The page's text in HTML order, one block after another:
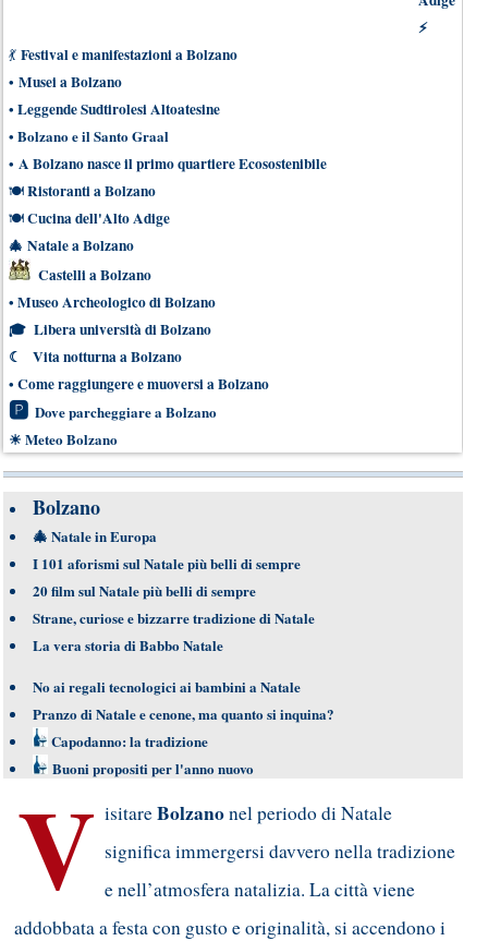
⚡
💃 Festival e manifestazioni a Bolzano
• Musei a Bolzano
• Leggende Sudtirolesi Altoatesine
• Bolzano e il Santo Graal
• A Bolzano nasce il primo quartiere Ecosostenibile
🍽Ristoranti a Bolzano
🍽Cucina dell'Alto Adige
🎄 Natale a Bolzano
Castelli a Bolzano
• Museo Archeologico di Bolzano
🎓 Libera università di Bolzano
☾ Vita notturna a Bolzano
• Come raggiungere e muoversi a Bolzano
🅿 Dove parcheggiare a Bolzano
☀ Meteo Bolzano
Bolzano
🎄 Natale in Europa
I 101 aforismi sul Natale più belli di sempre
20 film sul Natale più belli di sempre
Strane, curiose e bizzarre tradizione di Natale
La vera storia di Babbo Natale
No ai regali tecnologici ai bambini a Natale
Pranzo di Natale e cenone, ma quanto si inquina?
Capodanno: la tradizione
Buoni propositi per l'anno nuovo
V isitareBolzanonel periodo di Natale
significa immergersi davvero nella tradizione
e nell’atmosfera natalizia. La città viene
addobbata a festa con gusto e originalità, si accendono i